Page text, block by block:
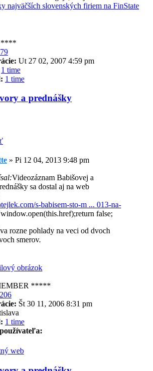
najväčších slovenských firiem na FinState
****
Ut 27 02, 2007 4:59 pm
1 time
1 time
a prednášky
» Pi 12 04, 2013 9:48 pm
Videozáznam Babišovej a
sa dostal aj na web
s-babisem-sto-m ... 013-na-
false;
rozne pohlady na veci od dvoch
smerov.
*****
Št 30 11, 2006 8:31 pm
1 time
web